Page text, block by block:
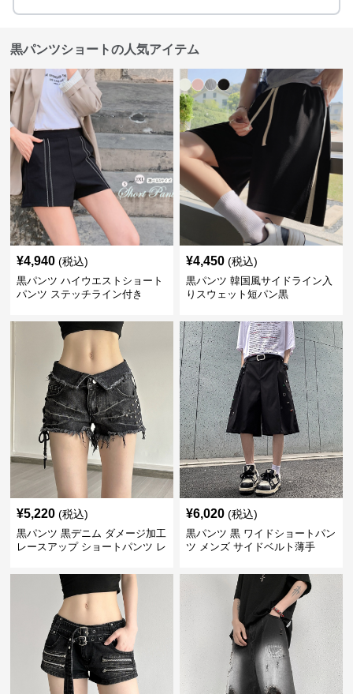
黒パンツショートの人気アイテム
¥4,940 (税込)
黒パンツ ハイウエストショート
パンツ ステッチライン付き
¥4,450 (税込)
黒パンツ 韓国風サイドライン入
りスウェット短パン黒
¥5,220 (税込)
黒パンツ 黒デニム ダメージ加工
レースアップ ショートパンツ レ
¥6,020 (税込)
黒パンツ 黒 ワイドショートパン
ツ メンズ サイドベルト薄手